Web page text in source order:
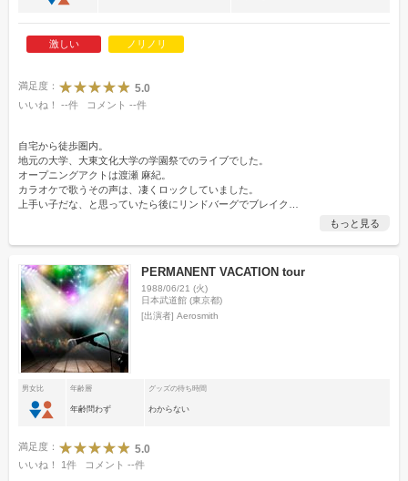
激しい ノリノリ
満足度： 5.0
いいね！ --件 コメント --件
自宅から徒歩圏内。
地元の大学、大東文化大学の学園祭でのライブでした。
オープニングアクトは渡瀬 麻紀。
カラオケで歌うその声は、凄くロックしていました。
上手い子だな、と思っていたら後にリンドバーグでブレイク
もっと見る
PERMANENT VACATION tour
1988/06/21 (火)
日本武道館 (東京都)
[出演者]Aerosmith
男女比 年齢層 グッズの待ち時間
年齢問わず わからない
満足度： 5.0
いいね！ 1 件 コメント --件